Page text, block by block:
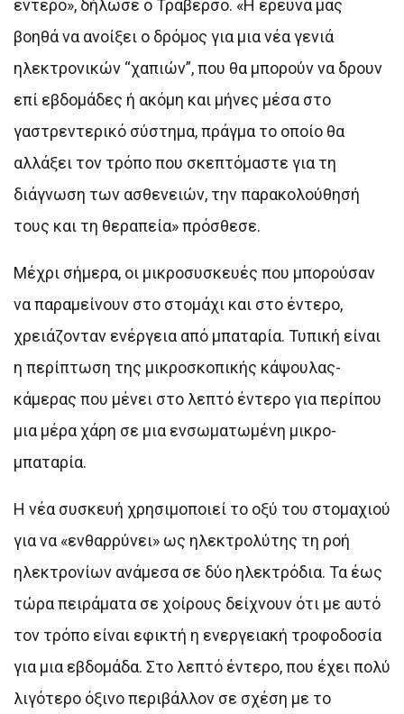
έντερο», δήλωσε ο Τραβέρσο. «Η έρευνά μας
βοηθά να ανοίξει ο δρόμος για μια νέα γενιά
ηλεκτρονικών “χαπιών”, που θα μπορούν να δρουν
επί εβδομάδες ή ακόμη και μήνες μέσα στο
γαστρεντερικό σύστημα, πράγμα το οποίο θα
αλλάξει τον τρόπο που σκεπτόμαστε για τη
διάγνωση των ασθενειών, την παρακολούθησή
τους και τη θεραπεία» πρόσθεσε.
Μέχρι σήμερα, οι μικροσυσκευές που μπορούσαν
να παραμείνουν στο στομάχι και στο έντερο,
χρειάζονταν ενέργεια από μπαταρία. Τυπική είναι
η περίπτωση της μικροσκοπικής κάψουλας-
κάμερας που μένει στο λεπτό έντερο για περίπου
μια μέρα χάρη σε μια ενσωματωμένη μικρο-
μπαταρία.
Η νέα συσκευή χρησιμοποιεί το οξύ του στομαχιού
για να «ενθαρρύνει» ως ηλεκτρολύτης τη ροή
ηλεκτρονίων ανάμεσα σε δύο ηλεκτρόδια. Τα έως
τώρα πειράματα σε χοίρους δείχνουν ότι με αυτό
τον τρόπο είναι εφικτή η ενεργειακή τροφοδοσία
για μια εβδομάδα. Στο λεπτό έντερο, που έχει πολύ
λιγότερο όξινο περιβάλλον σε σχέση με το